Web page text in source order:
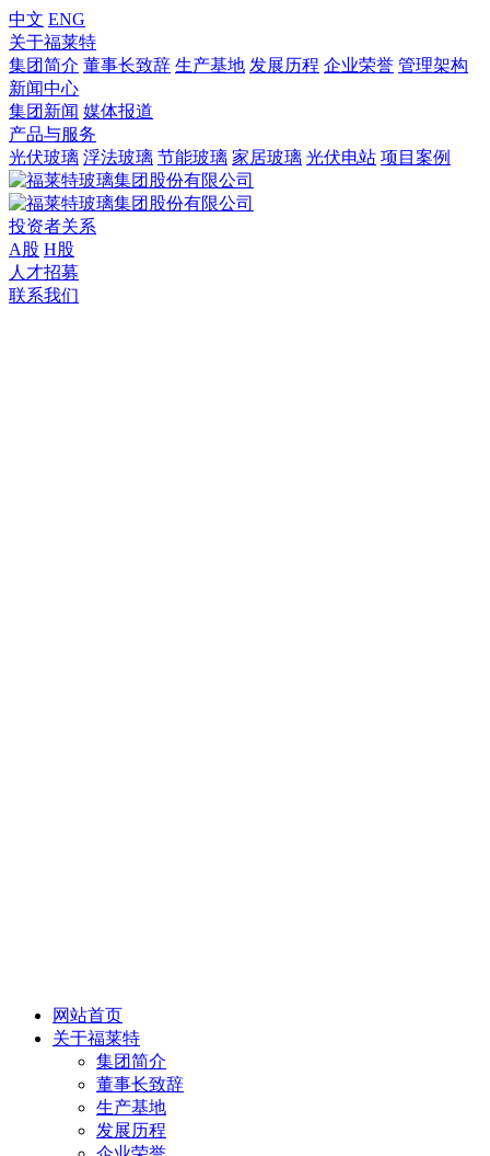
中文 ENG
关于福莱特
集团简介 董事长致辞 生产基地 发展历程 企业荣誉 管理架构
新闻中心
集团新闻 媒体报道
产品与服务
光伏玻璃 浮法玻璃 节能玻璃 家居玻璃 光伏电站 项目案例
投资者关系
A股 H股
人才招募
联系我们
网站首页
关于福莱特
集团简介
董事长致辞
生产基地
发展历程